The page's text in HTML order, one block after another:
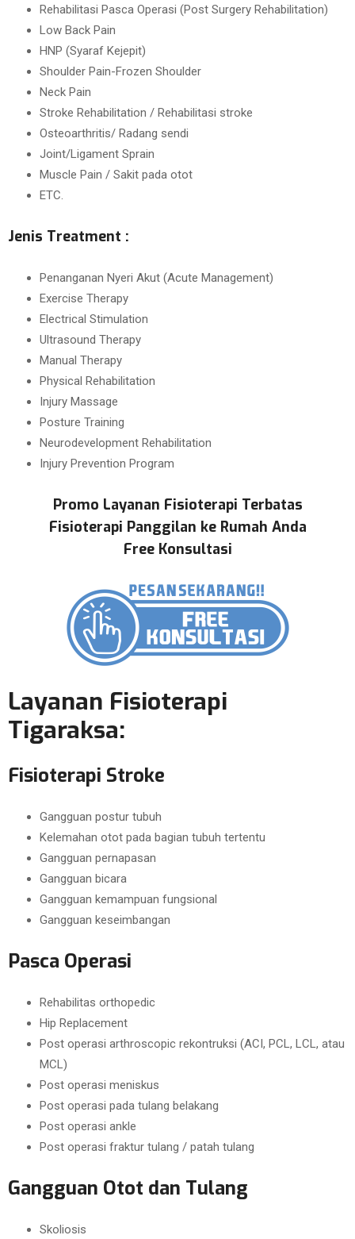
Rehabilitasi Pasca Operasi (Post Surgery Rehabilitation)
Low Back Pain
HNP (Syaraf Kejepit)
Shoulder Pain-Frozen Shoulder
Neck Pain
Stroke Rehabilitation / Rehabilitasi stroke
Osteoarthritis/ Radang sendi
Joint/Ligament Sprain
Muscle Pain / Sakit pada otot
ETC.
Jenis Treatment :
Penanganan Nyeri Akut (Acute Management)
Exercise Therapy
Electrical Stimulation
Ultrasound Therapy
Manual Therapy
Physical Rehabilitation
Injury Massage
Posture Training
Neurodevelopment Rehabilitation
Injury Prevention Program
Promo Layanan Fisioterapi Terbatas
Fisioterapi Panggilan ke Rumah Anda
Free Konsultasi
Layanan Fisioterapi
Tigaraksa:
Fisioterapi Stroke
Gangguan postur tubuh
Kelemahan otot pada bagian tubuh tertentu
Gangguan pernapasan
Gangguan bicara
Gangguan kemampuan fungsional
Gangguan keseimbangan
Pasca Operasi
Rehabilitas orthopedic
Hip Replacement
Post operasi arthroscopic rekontruksi (ACI, PCL, LCL, atau
MCL)
Post operasi meniskus
Post operasi pada tulang belakang
Post operasi ankle
Post operasi fraktur tulang / patah tulang
Gangguan Otot dan Tulang
Skoliosis